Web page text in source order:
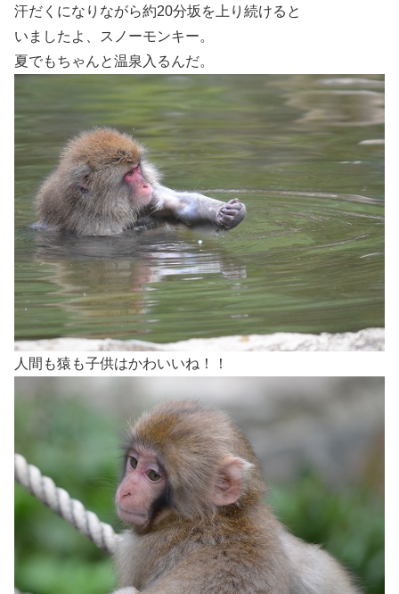
汗だくになりながら約20分坂を上り続けると
いましたよ、スノーモンキー。
夏でもちゃんと温泉入るんだ。
人間も猿も子供はかわいいね！！